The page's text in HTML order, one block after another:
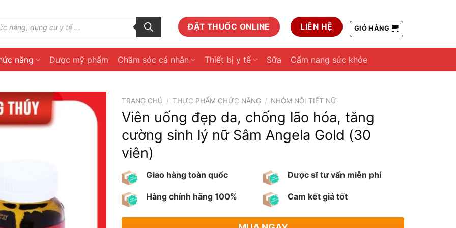
ĐẶT THUỐC ONLINE LIÊN HỆ GIỎ HÀNG
năng Dược mỹ phẩm Chăm sóc cá nhân Thiết bị y tế Sữa Cẩm nang sức khỏe
TRANG CHỦ / THỰC PHẨM CHỨC NĂNG / NHÓM NỘI TIẾT NỮ
Viên uống đẹp da, chống lão hóa, tăng
cường sinh lý nữ Sâm Angela Gold (30
viên)
Giao hàng toàn quốc
Hàng chính hãng 100%
Dược sĩ tư vấn miễn phí
Cam kết giá tốt